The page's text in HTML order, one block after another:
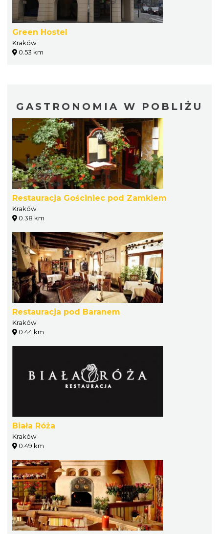
Green Hostel
Kraków
0.53 km
GASTRONOMIA W POBLIŻU
Restauracja Gościniec pod Zamkiem
Kraków
0.38 km
Restauracja pod Baranem
Kraków
0.44 km
Biała Róża
Kraków
0.49 km